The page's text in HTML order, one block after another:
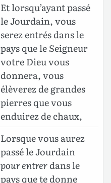
Et lorsqu’ayant passé
le Jourdain, vous
serez entrés dans le
pays que le Seigneur
votre Dieu vous
donnera, vous
élèverez de grandes
pierres que vous
enduirez de chaux,
Lorsque vous aurez
passé le Jourdain
pour entrerdans le
pays que te donne